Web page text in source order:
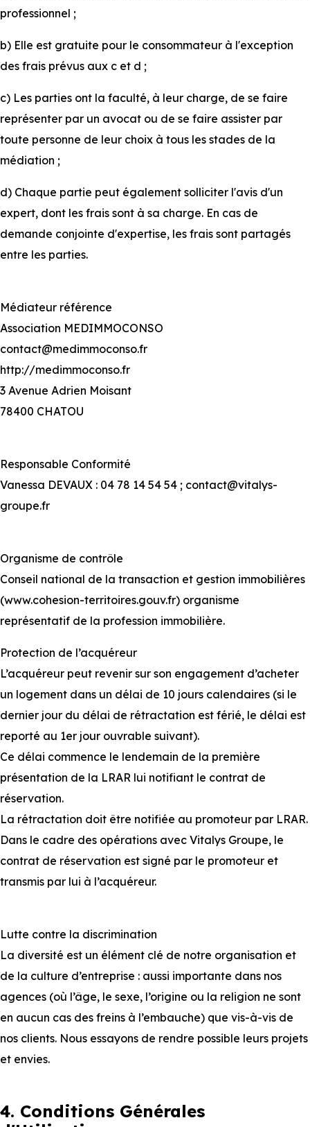
professionnel ;
b) Elle est gratuite pour le consommateur à l'exception
des frais prévus aux c et d ;
c) Les parties ont la faculté, à leur charge, de se faire
représenter par un avocat ou de se faire assister par
toute personne de leur choix à tous les stades de la
médiation ;
d) Chaque partie peut également solliciter l'avis d'un
expert, dont les frais sont à sa charge. En cas de
demande conjointe d'expertise, les frais sont partagés
entre les parties.
Médiateur référence
Association MEDIMMOCONSO
contact@medimmoconso.fr
http://medimmoconso.fr
3 Avenue Adrien Moisant
78400 CHATOU
Responsable Conformité
Vanessa DEVAUX : 04 78 14 54 54 ; contact@vitalys-
groupe.fr
Organisme de contrôle
Conseil national de la transaction et gestion immobilières
(www.cohesion-territoires.gouv.fr) organisme
représentatif de la profession immobilière.
Protection de l’acquéreur
L’acquéreur peut revenir sur son engagement d’acheter
un logement dans un délai de 10 jours calendaires (si le
dernier jour du délai de rétractation est férié, le délai est
reporté au 1er jour ouvrable suivant).
Ce délai commence le lendemain de la première
présentation de la LRAR lui notifiant le contrat de
réservation.
La rétractation doit être notifiée au promoteur par LRAR.
Dans le cadre des opérations avec Vitalys Groupe, le
contrat de réservation est signé par le promoteur et
transmis par lui à l’acquéreur.
Lutte contre la discrimination
La diversité est un élément clé de notre organisation et
de la culture d’entreprise : aussi importante dans nos
agences (où l’âge, le sexe, l’origine ou la religion ne sont
en aucun cas des freins à l’embauche) que vis-à-vis de
nos clients. Nous essayons de rendre possible leurs projets
et envies.
4. Conditions Générales